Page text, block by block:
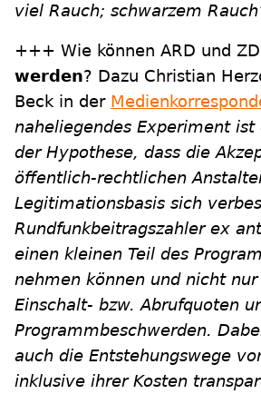
viel Rauch; schwarzem
+++ Wie können ARD und
werden? Dazu Christian
Beck in der
naheliegendes Experiment ist
der Hypothese, dass die
öffentlich-rechtlichen
Legitimationsbasis sich
Rundfunkbeitragszahler ex
einen kleinen Teil des
nehmen können und nicht
Einschalt- bzw. Abrufquoten
Programmbeschwerden.
auch die Entstehungswege
inklusive ihrer Kosten